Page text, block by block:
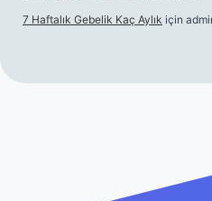
7 Haftalık Gebelik Kaç Aylık için